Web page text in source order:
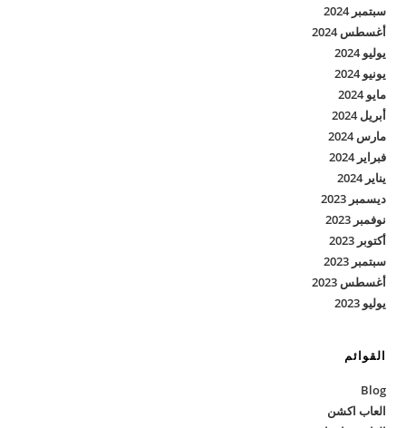
سبتمبر 2024
أغسطس 2024
يوليو 2024
يونيو 2024
مايو 2024
أبريل 2024
مارس 2024
فبراير 2024
يناير 2024
ديسمبر 2023
نوفمبر 2023
أكتوبر 2023
سبتمبر 2023
أغسطس 2023
يوليو 2023
القوائم
Blog
العاب اكشن